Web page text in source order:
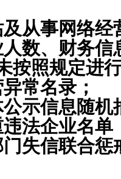
从事网络
数、财务信
按照规定进
常名录；
示信息随机
法企业名单
失信联合惩